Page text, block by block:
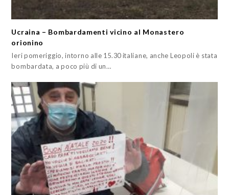
Ucraina – Bombardamenti vicino al Monastero
orionino
Ieri pomeriggio, intorno alle 15.30 italiane, anche Leopoli è stata
bombardata, a poco più di un…